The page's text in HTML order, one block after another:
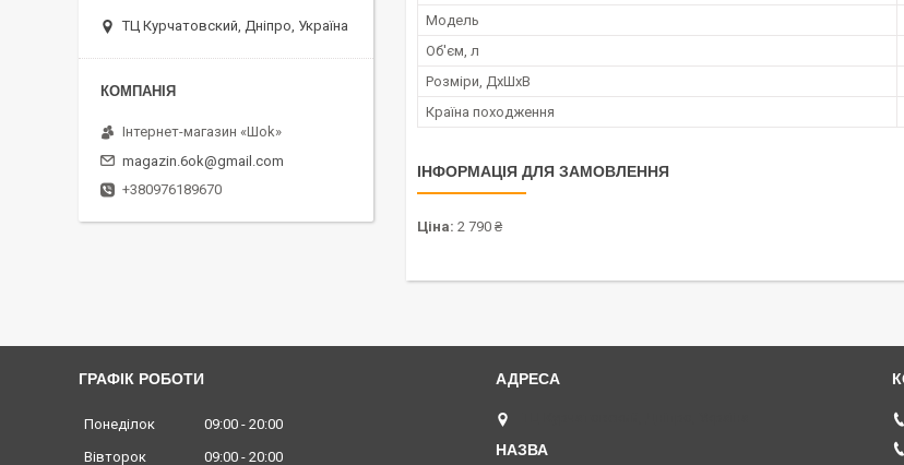
Мoдель
Об'єм, л
Розміри, ДхШхВ
Країна походження
ІНФОРМАЦІЯ ДЛЯ ЗАМОВЛЕННЯ
Ціна: 2 790 ₴
ТЦ Курчатовский, Дніпро, Україна
Інтернет-магазин «Шоk»
magazin.6ok@gmail.com
+380976189670
ГРАФІК РОБОТИ
Понеділок 09:00
20:00
Вівторок
09:00 20:00